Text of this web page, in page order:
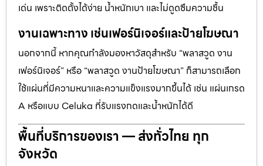
เด่น เพราะติดตั้งได้ง่าย น้ำหนักเบา และไม่ดูดซึมความชื้น
งานเฉพาะทาง เช่นเฟอร์นิเจอร์และป้ายโฆษณา
นอกจากนี้ หากคุณกำลังมองหาวัสดุสำหรับ “พลาสวูด งาน
เฟอร์นิเจอร์” หรือ “พลาสวูด งานป้ายโฆษณา” ก็สามารถเลือก
ใช้แผ่นที่มีความหนาและความแข็งแรงมากขึ้นได้ เช่น แผ่นเกรด
A หรือแบบ Celuka ที่รับแรงกดและน้ำหนักได้ดี
พื้นที่บริการของเรา — ส่งทั่วไทย ทุก
จังหวัด